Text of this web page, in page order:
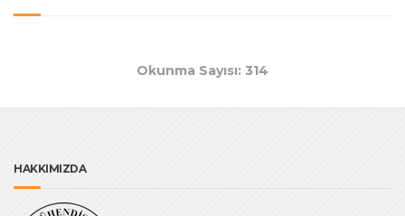
Okunma Sayısı: 314
HAKKIMIZDA